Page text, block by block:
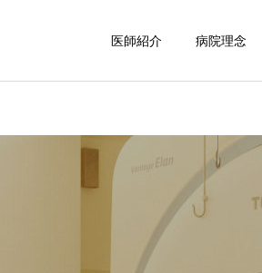
医師紹介 病院理念